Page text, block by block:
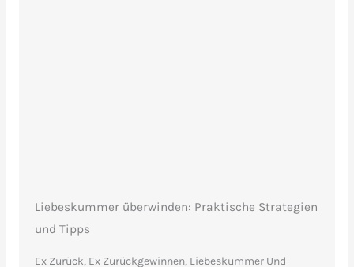
Liebeskummer überwinden: Praktische Strategien
und Tipps
Ex Zurück, Ex Zurückgewinnen, Liebeskummer Und